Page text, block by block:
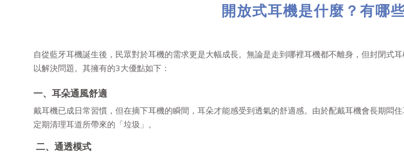
開放式耳機是什麼？有哪
自從藍牙耳機誕生後，民眾對於耳機的需求更是大幅成長。無論是走到哪裡耳機都不離身，但封閉式
以解決問題。其擁有的3大優點如下：
一、耳朵通風舒適
戴耳機已成日常習慣，但在摘下耳機的瞬間，耳朵才能感受到透氣的舒適感。由於配戴耳機會長期悶
定期清理耳道所帶來的「垃圾」。
二、通透模式